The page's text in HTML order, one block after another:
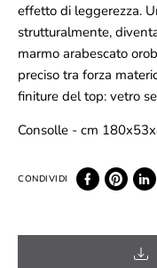
effetto di leggerezza.
strutturalmente,
marmo arabescato
preciso tra forza
finiture del top: vetro
Consolle - cm